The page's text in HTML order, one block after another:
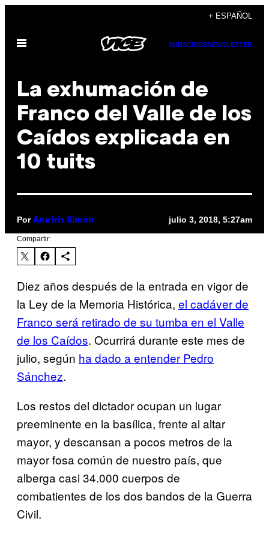
contenido
+ ESPAÑOL
Abrir
SUBSCRIBENEWSLETTER
La exhumación de
Franco del Valle de los
Caídos explicada en
10 tuits
Por Ana Iris Simón julio 3, 2018, 5:27am
Compartir:
Diez años después de la entrada en vigor de
la Ley de la Memoria Histórica, el cadáver de
Franco será retirado de su tumba en el Valle
de los Caídos. Ocurrirá durante este mes de
julio, según ha dado a entender Pedro
Sánchez.
Los restos del dictador ocupan un lugar
preeminente en la basílica, frente al altar
mayor, y descansan a pocos metros de la
mayor fosa común de nuestro país, que
alberga casi 34.000 cuerpos de
combatientes de los dos bandos de la Guerra
Civil.